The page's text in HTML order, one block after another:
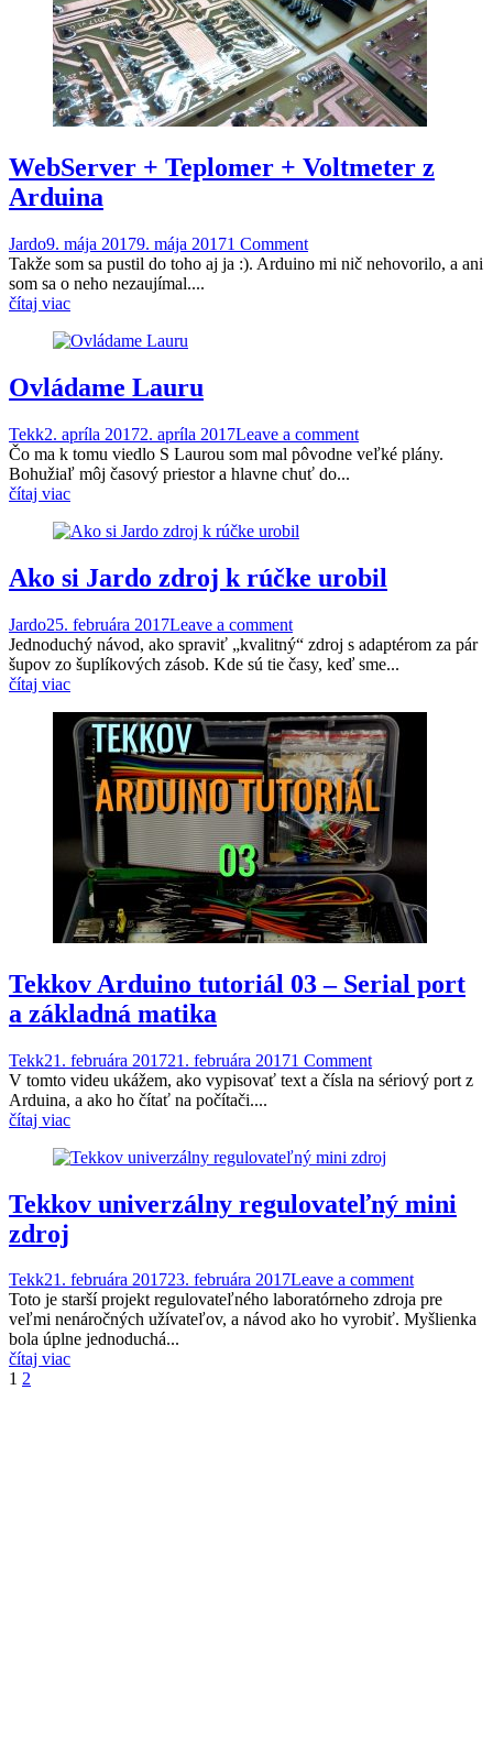
WebServer + Teplomer + Voltmeter z
Arduina
Jardo9. mája 20179. mája 20171 Comment
Takže som sa pustil do toho aj ja :). Arduino mi nič nehovorilo, a ani
som sa o neho nezaujímal....
čítaj viac
Ovládame Lauru
Tekk2. apríla 20172. apríla 2017Leave a comment
Čo ma k tomu viedlo S Laurou som mal pôvodne veľké plány.
Bohužiaľ môj časový priestor a hlavne chuť do...
čítaj viac
Ako si Jardo zdroj k rúčke urobil
Jardo25. februára 2017Leave a comment
Jednoduchý návod, ako spraviť „kvalitný“ zdroj s adaptérom za pár
šupov zo šuplíkových zásob. Kde sú tie časy, keď sme...
čítaj viac
Tekkov Arduino tutoriál 03 – Serial port
a základná matika
Tekk21. februára 201721. februára 20171 Comment
V tomto videu ukážem, ako vypisovať text a čísla na sériový port z
Arduina, a ako ho čítať na počítači....
čítaj viac
Tekkov univerzálny regulovateľný mini
zdroj
Tekk21. februára 201723. februára 2017Leave a comment
Toto je starší projekt regulovateľného laboratórneho zdroja pre
veľmi nenáročných užívateľov, a návod ako ho vyrobiť. Myšlienka
bola úplne jednoduchá...
čítaj viac
Stránkovanie
1 2